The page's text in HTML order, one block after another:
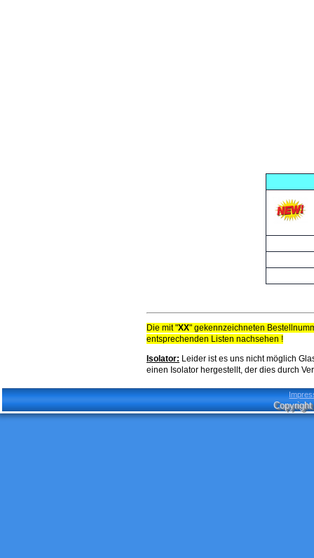
Die mit "XX" gekennzeichneten
entsprechenden Listen nachsehen !
Isolator: Leider ist es uns nicht möglich
einen Isolator hergestellt, der dies durch